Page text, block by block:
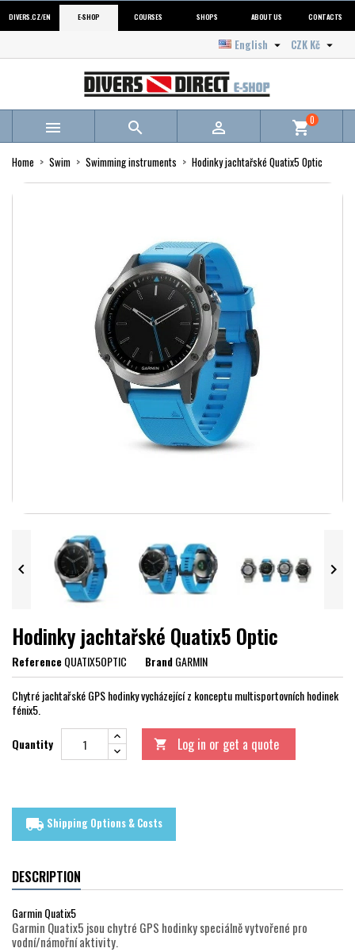
DIVERS.CZ/EN E-SHOP COURSES SHOPS ABOUT US CONTACTS
CZK Kč 
English 
   shopping_cart0
Home Swim Swimming instruments Hodinky jachtařské Quatix5 Optic
 
Hodinky jachtařské Quatix5 Optic
ReferenceQUATIX5OPTIC BrandGARMIN
Chytré jachtařské GPS hodinky vycházející z konceptu multisportovních hodinek
fénix5.
Quantity  Log in or get a quote
local_shipping Shipping Options & Costs
DESCRIPTION
Garmin Quatix5
Garmin Quatix5 jsou chytré GPS hodinky speciálně vytvořené pro
vodní/námořní aktivity.